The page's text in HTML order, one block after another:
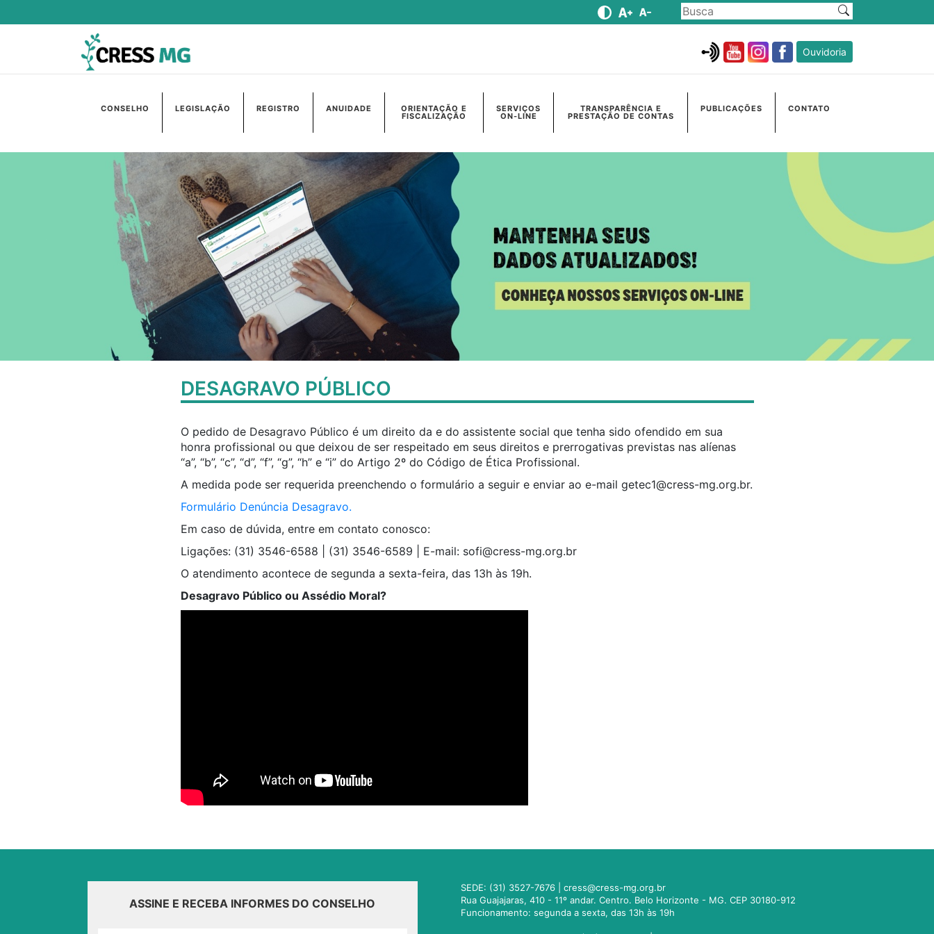
Ouvidoria
CONSELHO LEGISLAÇÃO REGISTRO ANUIDADE ORIENTAÇÃO E
FISCALIZAÇÃO
SERVIÇOS
ON-LINE
TRANSPARÊNCIA E
PRESTAÇÃO DE CONTAS
PUBLICAÇÕES CONTATO
DESAGRAVO PÚBLICO
O pedido de Desagravo Público é um direito da e do assistente social que tenha sido ofendido em sua
honra profissional ou que deixou de ser respeitado em seus direitos e prerrogativas previstas nas alíenas
“a”, “b”, “c”, “d”, “f”, “g”, “h” e “i” do Artigo 2º do Código de Ética Profissional.
A medida pode ser requerida preenchendo o formulário a seguir e enviar ao e-mail getec1@cress-mg.org.br.
Formulário Denúncia Desagravo.
Em caso de dúvida, entre em contato conosco:
Ligações: (31) 3546-6588 | (31) 3546-6589 | E-mail: sofi@cress-mg.org.br
O atendimento acontece de segunda a sexta-feira, das 13h às 19h.
Desagravo Público ou Assédio Moral?
ASSINE E RECEBA INFORMES DO CONSELHO
SEDE: (31) 3527-7676 |cress@cress-mg.org.br
Rua Guajajaras, 410 - 11º andar. Centro. Belo Horizonte - MG. CEP 30180-912
Funcionamento: segunda a sexta, das 13h às 19h